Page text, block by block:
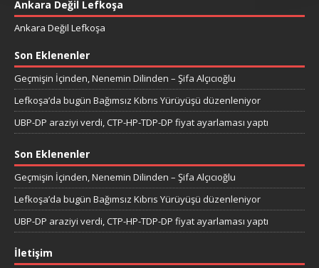
Ankara Değil Lefkoşa
Ankara Değil Lefkoşa
Son Eklenenler
Geçmişin İçinden, Nenemin Dilinden – Şifa Alçıcıoğlu
Lefkoşa’da bugün Bağımsız Kıbrıs Yürüyüşü düzenleniyor
UBP-DP araziyi verdi, CTP-HP-TDP-DP fiyat ayarlaması yaptı
Son Eklenenler
Geçmişin İçinden, Nenemin Dilinden – Şifa Alçıcıoğlu
Lefkoşa’da bugün Bağımsız Kıbrıs Yürüyüşü düzenleniyor
UBP-DP araziyi verdi, CTP-HP-TDP-DP fiyat ayarlaması yaptı
İletişim